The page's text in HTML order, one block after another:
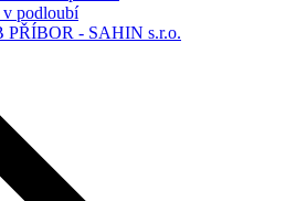
podloubí
PŘÍBOR - SAHIN s.r.o.